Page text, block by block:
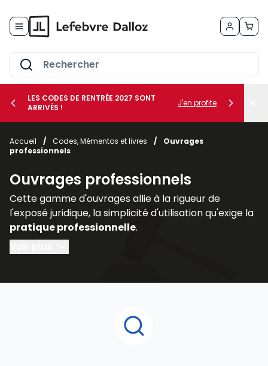
le sous-menu Vos métiers
LES CODES DE RENTRÉE 2027 SONT
ARRIVÉS !
J'en profite
Accueil / Codes, Mémentos et livres /
Ouvrages
professionnels
Ouvrages professionnels
Cette gamme d'ouvrages allie à la rigueur de
l'exposé juridique, la simplicité d'utilisation qu'exige la
pratique professionnelle.
Regroupés par thèmes ou par collections, les
espace de notre catalogue en ligne, ont été confiés
pour répondre de façon cohérente à vos besoins